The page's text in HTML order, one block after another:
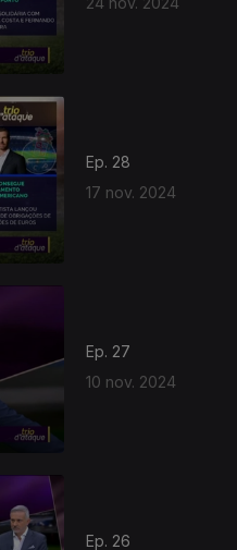
Ep. 28
17 nov. 2024
Ep. 27
10 nov. 2024
Ep. 26